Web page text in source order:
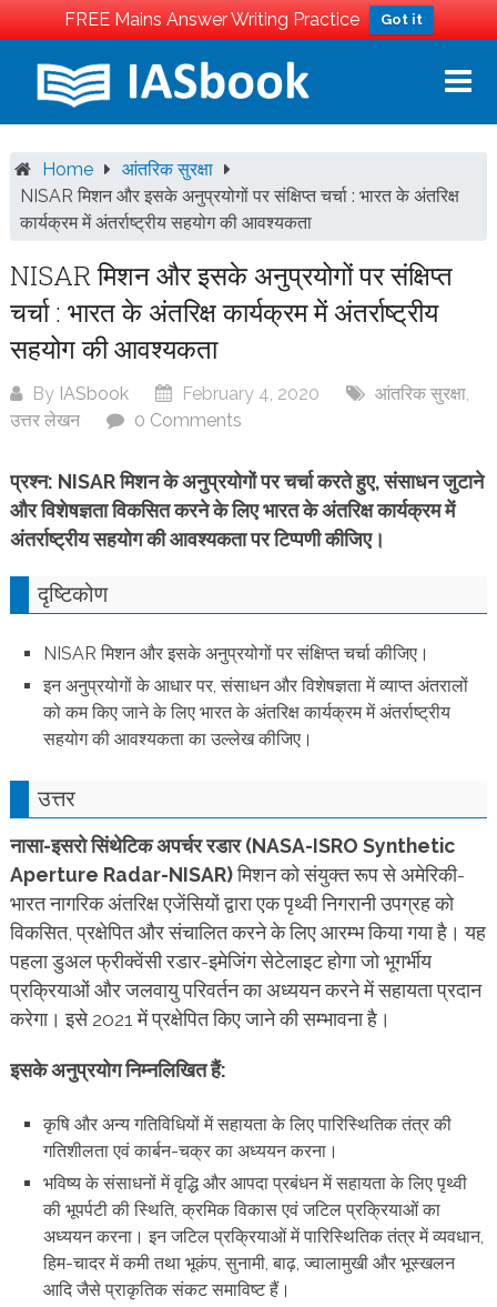
FREE Mains Answer Writing Practice Got it
content
Home
आंतरिक सुरक्षा
NISAR मिशन और इसके अनुप्रयोगों पर संक्षिप्त चर्चा : भारत के अंतरिक्ष
कार्यक्रम में अंतर्राष्ट्रीय सहयोग की आवश्यकता
NISAR मिशन और इसके अनुप्रयोगों पर संक्षिप्त
चर्चा : भारत के अंतरिक्ष कार्यक्रम में अंतर्राष्ट्रीय
सहयोग की आवश्यकता
By IASbook February 4, 2020 आंतरिक सुरक्षा,
उत्तर लेखन
0 Comments
प्रश्न: NISAR मिशन के अनुप्रयोगों पर चर्चा करते हुए, संसाधन जुटाने
और विशेषज्ञता विकसित करने के लिए भारत के अंतरिक्षकार्यक्रम में
अंतर्राष्ट्रीय सहयोग की आवश्यकता पर टिप्पणी कीजिए।
दृष्टिकोण
NISAR मिशन और इसके अनुप्रयोगों पर संक्षिप्त चर्चा कीजिए।
इन अनुप्रयोगों के आधार पर, संसाधन और विशेषज्ञता में व्याप्त अंतरालों
को कम किए जाने के लिए भारत के अंतरिक्ष कार्यक्रममें अंतर्राष्ट्रीय
सहयोग की आवश्यकता का उल्लेख कीजिए।
उत्तर
नासा-इसरो सिंथेटिक अपर्चर रडार (NASA-ISRO Synthetic
Aperture Radar-NISAR)मिशन को संयुक्त रूप से अमेरिकी-
भारत नागरिक अंतरिक्ष एजेंसियों द्वारा एक पृथ्वी निगरानी उपग्रह को
विकसित, प्रक्षेपित और संचालित करने के लिए आरम्भ किया गया है। यह
पहला डुअल फ्रीक्वेंसी रडार-इमेजिंग सेटेलाइट होगा जो भूगर्भीय
प्रक्रियाओं और जलवायु परिवर्तन का अध्ययन करने में सहायता प्रदान
करेगा। इसे 2021 में प्रक्षेपित किए जाने की सम्भावना है।
इसके अनुप्रयोग निम्नलिखित हैं:
कृषि और अन्य गतिविधियों में सहायता के लिए पारिस्थितिक तंत्र की
गतिशीलता एवं कार्बन-चक्र का अध्ययन करना।
भविष्य के संसाधनों में वृद्धि और आपदा प्रबंधन में सहायता के लिए पृथ्वी
की भूपर्पटी की स्थिति, क्रमिक विकास एवं जटिल प्रक्रियाओं का
अध्ययन करना। इन जटिल प्रक्रियाओं में पारिस्थितिक तंत्र में व्यवधान,
हिम-चादर में कमी तथा भूकंप, सुनामी, बाढ़, ज्वालामुखी और भूस्खलन
आदि जैसे प्राकृतिक संकट समाविष्ट हैं।